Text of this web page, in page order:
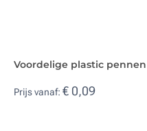
Voordelige plastic
Prijs vanaf: € 0,09